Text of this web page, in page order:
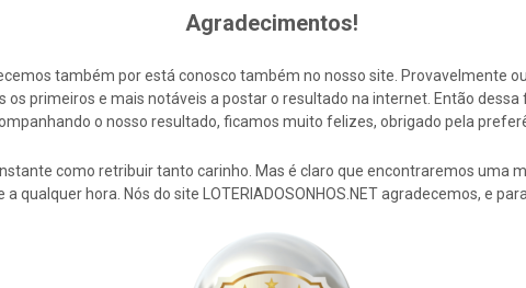
Agradecimentos!
também por está conosco também no nosso site. Provavelmente
primeiros e mais notáveis a postar o resultado na internet. Então
o nosso resultado, ficamos muito felizes, obrigado pela
como retribuir tanto carinho. Mas é claro que encontraremos uma
qualquer hora. Nós do site LOTERIADOSONHOS.NET agradecemos, e